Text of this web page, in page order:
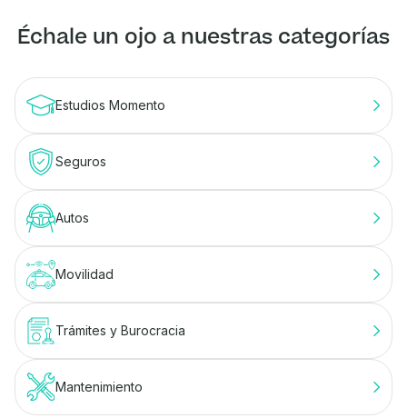
Échale un ojo a nuestras categorías
Estudios Momento
Seguros
Autos
Movilidad
Trámites y Burocracia
Mantenimiento